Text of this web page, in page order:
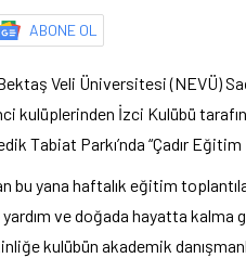
ABONE OL
Veli Üniversitesi (NEVÜ)
kulüplerinden İzci Kulübü
Tabiat Parkı’nda “Çadır
bu yana haftalık eğitim
ve doğada hayatta kalma
kulübün akademik